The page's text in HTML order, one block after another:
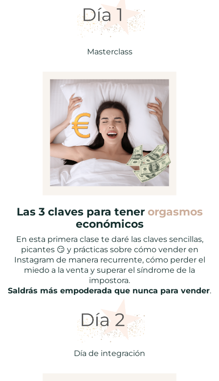
Masterclass
Las 3 claves para tener orgasmos
económicos
En esta primera clase te daré las claves sencillas,
picantes 😏 y prácticas sobre cómo vender en
Instagram de manera recurrente, cómo perder el
miedo a la venta y superar el síndrome de la
impostora.
Saldrás más empoderada que nunca para vender.
Día de integración